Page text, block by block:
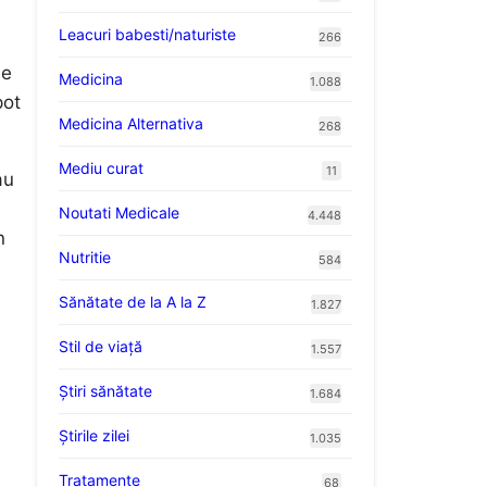
Leacuri babesti/naturiste 266
Medicina 1.088
Medicina Alternativa 268
Mediu curat 11
Noutati Medicale 4.448
Nutritie 584
Sănătate de la A la Z 1.827
Stil de viaţă 1.557
Ştiri sănătate 1.684
Știrile zilei 1.035
Tratamente 68